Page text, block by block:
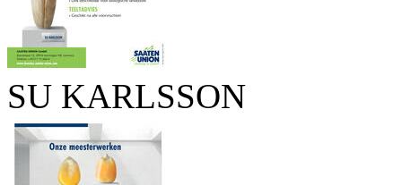
SU KARLSSON